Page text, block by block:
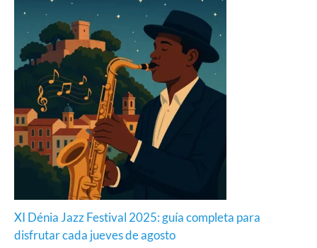
XI Dénia Jazz Festival 2025: guía completa para
disfrutar cada jueves de agosto